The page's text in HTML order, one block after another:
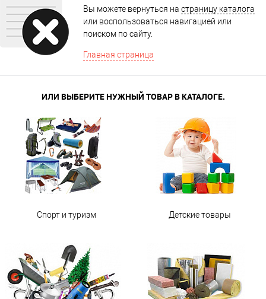
Вы можете вернуться на страницу каталога
или воспользоваться навигацией или
поиском по сайту.
Главная страница
ИЛИ ВЫБЕРИТЕ НУЖНЫЙ ТОВАР В КАТАЛОГЕ.
Спорт и туризм Детские товары